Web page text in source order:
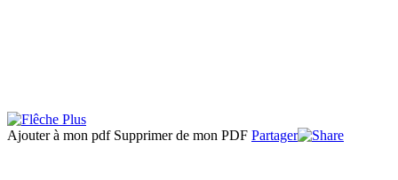
Ajouter à mon pdf Supprimer de mon PDF Partager